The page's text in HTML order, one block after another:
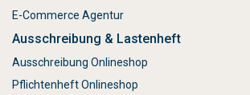
E-Commerce Agentur
Ausschreibung & Lastenheft
Ausschreibung Onlineshop
Pflichtenheft Onlineshop